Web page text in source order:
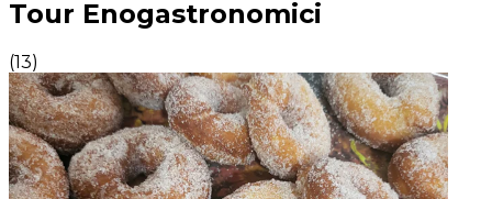
Tour Enogastronomici
(13)